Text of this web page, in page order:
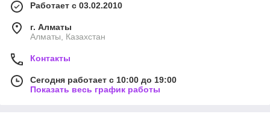
Работает с 03.02.2010
г. Алматы
Алматы, Казахстан
Контакты
Сегодня работает с 10:00 до 19:00
Показать весь график работы